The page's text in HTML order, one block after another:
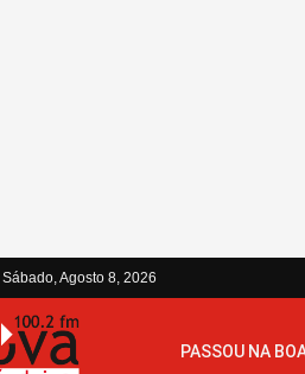
Sábado, Agosto 8, 2026
PASSOU NA